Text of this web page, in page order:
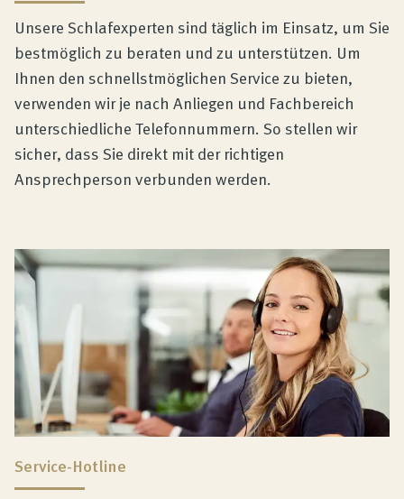
Magazin
Unsere Schlafexperten sind täglich im Einsatz, um Sie
bestmöglich zu beraten und zu unterstützen. Um
Ihnen den schnellstmöglichen Service zu bieten,
verwenden wir je nach Anliegen und Fachbereich
unterschiedliche Telefonnummern. So stellen wir
sicher, dass Sie direkt mit der richtigen
Ansprechperson verbunden werden.
Service-Hotline